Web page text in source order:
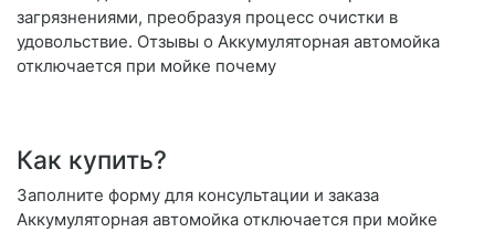
загрязнениями, преобразуя процесс очистки в
удовольствие. Отзывы о Аккумуляторная автомойка
отключается при мойке почему
Как купить?
Заполните форму для консультации и заказа
Аккумуляторная автомойка отключается при мойке